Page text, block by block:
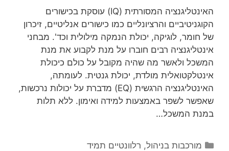
האינטליגנציה המסורתית (IQ) עוסקת בכישורים
הקוגניטיביים והרציונליים כמו כישורים אנליטיים, זיכרון
של חומר, לוגיקה, יכולת הנמקה מילולית וכד'. מבחני
אינטליגנציה רבים חוברו על מנת לקבוע את מנת
המשכל ולאשר מה שהיה מקובל על כולם כיכולת
אינטלקטואלית מולדת, יכולת גנטית. לעומתה,
האינטליגנציה הרגשית (EQ) מדברת על יכולות נרכשות,
שאפשר לשפר באמצעות למידה ואימון. ללא תלות
במנת המשכל…
קטגוריות
מורכבות בניהול, רלוונטיים תמיד